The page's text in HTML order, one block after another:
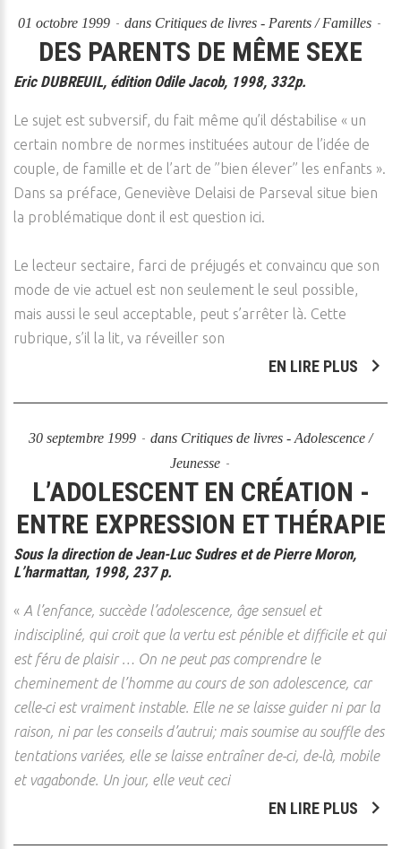
01 octobre 1999 dans Critiques de livres - Parents / Familles
DES PARENTS DE MÊME SEXE
Eric DUBREUIL, édition Odile Jacob, 1998, 332p.
Le sujet est subversif, du fait même qu’il déstabilise « un
certain nombre de normes instituées autour de l’idée de
couple, de famille et de l’art de ’’bien élever’’ les enfants ».
Dans sa préface, Geneviève Delaisi de Parseval situe bien
la problématique dont il est question ici.
Le lecteur sectaire, farci de préjugés et convaincu que son
mode de vie actuel est non seulement le seul possible,
mais aussi le seul acceptable, peut s’arrêter là. Cette
rubrique, s’il la lit, va réveiller son
EN LIRE PLUS
30 septembre 1999 dans Critiques de livres - Adolescence /
Jeunesse
L’ADOLESCENT EN CRÉATION -
ENTRE EXPRESSION ET THÉRAPIE
Sous la direction de Jean-Luc Sudres et de Pierre Moron,
L’harmattan, 1998, 237 p.
« A l’enfance, succède l’adolescence, âge sensuel et
indiscipliné, qui croit que la vertu est pénible et difficile et qui
est féru de plaisir … On ne peut pas comprendre le
cheminement de l’homme au cours de son adolescence, car
celle-ci est vraiment instable. Elle ne se laisse guider ni par la
raison, ni par les conseils d’autrui; mais soumise au souffle des
tentations variées, elle se laisse entraîner de-ci, de-là, mobile
et vagabonde. Un jour, elle veut ceci
EN LIRE PLUS